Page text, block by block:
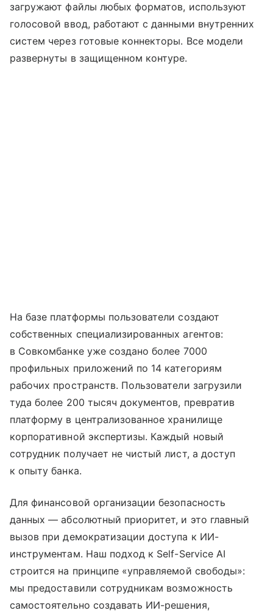
загружают файлы любых форматов, используют
голосовой ввод, работают с данными внутренних
систем через готовые коннекторы. Все модели
развернуты в защищенном контуре.
На базе платформы пользователи создают
собственных специализированных агентов:
в Совкомбанке уже создано более 7000
профильных приложений по 14 категориям
рабочих пространств. Пользователи загрузили
туда более 200 тысяч документов, превратив
платформу в централизованное хранилище
корпоративной экспертизы. Каждый новый
сотрудник получает не чистый лист, а доступ
к опыту банка.
Для финансовой организации безопасность
данных — абсолютный приоритет, и это главный
вызов при демократизации доступа к ИИ-
инструментам. Наш подход к Self-Service AI
строится на принципе «управляемой свободы»:
мы предоставили сотрудникам возможность
самостоятельно создавать ИИ-решения,